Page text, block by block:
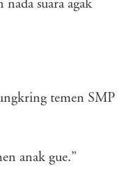
nada suara agak
temen SMP
anak gue.”